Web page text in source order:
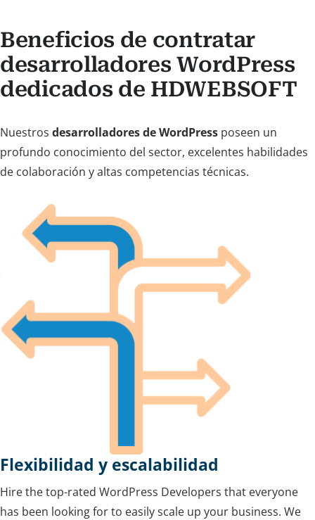
Beneficios de contratar
desarrolladores WordPress
dedicados de HDWEBSOFT
Nuestros desarrolladores de WordPress poseen un
profundo conocimiento del sector, excelentes habilidades
de colaboración y altas competencias técnicas.
Flexibilidad y escalabilidad
Hire the top-rated WordPress Developers that everyone
has been looking for to easily scale up your business. We